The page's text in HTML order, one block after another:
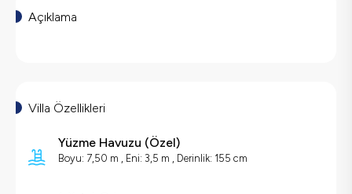
Açıklama
Villa Özellikleri
Yüzme Havuzu (Özel)
Boyu: 7,50 m , Eni: 3,5 m , Derinlik: 155 cm